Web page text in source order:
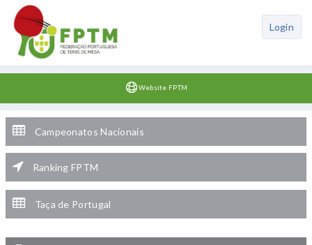
Website FPTM
Login
Campeonatos Nacionais
Ranking FPTM
Taça de Portugal